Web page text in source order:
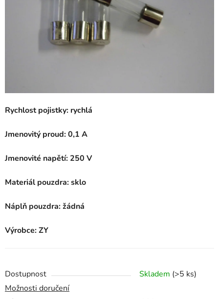
Rychlost pojistky: rychlá
Jmenovitý proud: 0,1 A
Jmenovité napětí: 250 V
Materiál pouzdra: sklo
Náplň pouzdra: žádná
Výrobce: ZY
Dostupnost Skladem (>5 ks)
Možnosti doručení